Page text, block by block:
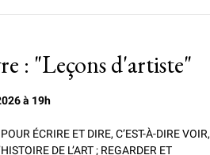
: "Leçons d'artiste"
à 19h
ÉCRIRE ET DIRE, C’EST-À-DIRE VOIR,
DE L’ART ; REGARDER ET